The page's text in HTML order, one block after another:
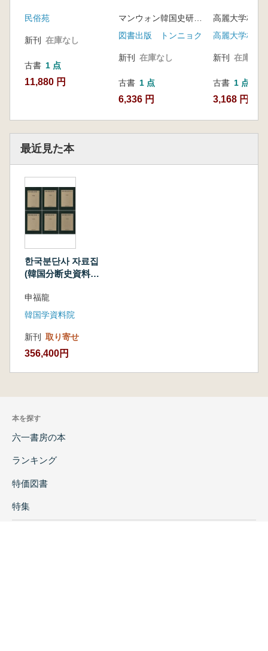
民俗苑
新刊 在庫なし
古書 1 点
11,880 円
図書出版 トンニョク
新刊 在庫なし
古書 1 点
6,336 円
新刊 在庫なし
古書 1 点
3,168 円
最近見た本
한국분단사 자료집
(韓国分断史資料
ト
申福龍
韓国学資料院
新刊 取り寄せ
356,400円
本を探す
六一書房の本
ランキング
特価図書
特集